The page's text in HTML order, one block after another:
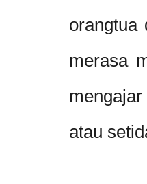
orangtua
merasa
atau